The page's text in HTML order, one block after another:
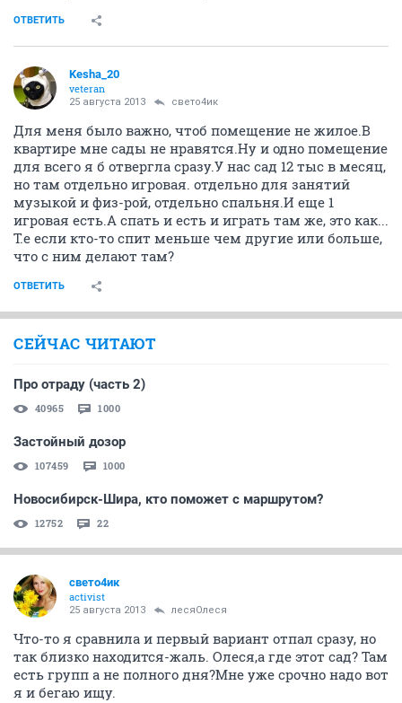
ОТВЕТИТЬ
Kesha_20
veteran
25 августа 2013 свето4ик
Для меня было важно, чтоб помещение не жилое.В
квартире мне сады не нравятся.Ну и одно помещение
для всего я б отвергла сразу.У нас сад 12 тыс в месяц,
но там отдельно игровая. отдельно для занятий
музыкой и физ-рой, отдельно спальня.И еще 1
игровая есть.А спать и есть и играть там же, это как...
Т.е если кто-то спит меньше чем другие или больше,
что с ним делают там?
ОТВЕТИТЬ
СЕЙЧАС ЧИТАЮТ
Про отраду (часть 2)
40965 1000
Застойный дозор
107459 1000
Новосибирск-Шира, кто поможет с маршрутом?
12752 22
свето4ик
activist
25 августа 2013 лесяОлеся
Что-то я сравнила и первый вариант отпал сразу, но
так близко находится-жаль. Олеся,а где этот сад? Там
есть групп а не полного дня?Мне уже срочно надо вот
я и бегаю ищу.